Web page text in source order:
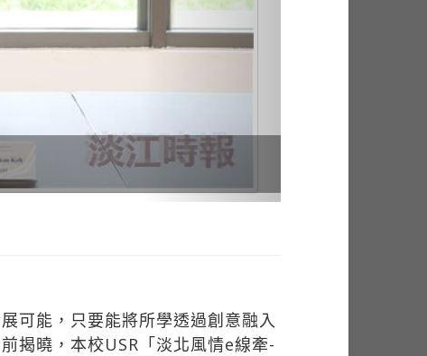
可能，只要能將所學透過創意融入
揭曉，本校USR「淡北風情e線牽-